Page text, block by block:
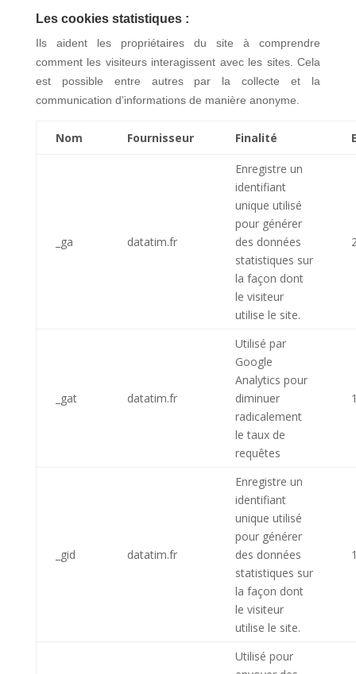
Les cookies statistiques :
Ils aident les propriétaires du site à comprendre
comment les visiteurs interagissent avec les sites. Cela
est possible entre autres par la collecte et la
communication d’informations de manière anonyme.
Nom Fournisseur Finalité
_ga datatim.fr
Enregistre un
identifiant
unique utilisé
pour générer
des données
statistiques sur
la façon dont
le visiteur
utilise le site.
_gat datatim.fr
Utilisé par
Google
Analytics pour
diminuer
radicalement
le taux de
requêtes
_gid datatim.fr
Enregistre un
identifiant
unique utilisé
pour générer
des données
statistiques sur
la façon dont
le visiteur
utilise le site.
Utilisé pour